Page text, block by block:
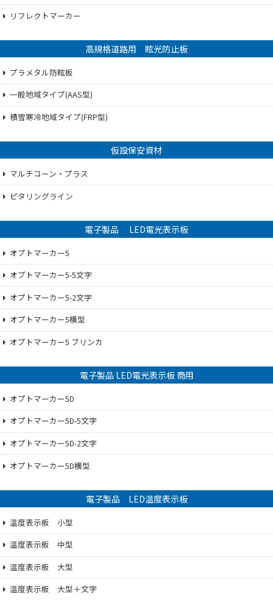
リフレクトマーカー
高規格道路用 眩光防止板
プラメタル防眩板
一般地域タイプ(AAS型)
積雪寒冷地域タイプ(FRP型)
仮設保安資材
マルチコーン・プラス
ピタリングライン
電子製品 LED電光表示板
オプトマーカー5
オプトマーカー5-5文字
オプトマーカー5-2文字
オプトマーカー5横型
オプトマーカー5 ブリンカ
電子製品 LED電光表示板 商用
オプトマーカー5D
オプトマーカー5D-5文字
オプトマーカー5D-2文字
オプトマーカー5D横型
電子製品 LED温度表示板
温度表示板 小型
温度表示板 中型
温度表示板 大型
温度表示板 大型＋文字